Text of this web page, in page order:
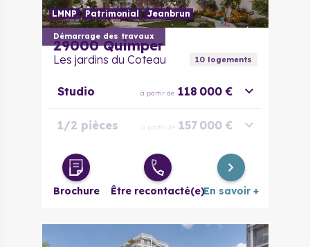
Démarrage des travaux
LMNP Patrimonial Jeanbrun
29000 Quimper
Les jardins du Coteau 10logements
Studio à partir de 118 000 €
1/2 pièces à partir de 157 000 €
2 pièces à partir de 159 000 €
Brochure Être recontacté(e)En savoir +